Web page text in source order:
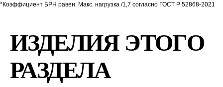
*Коэффициент БРН равен: Макс. нагрузка /1,7 согласно ГОСТ Р 52868-2021
ИЗДЕЛИЯ ЭТОГО
РАЗДЕЛА